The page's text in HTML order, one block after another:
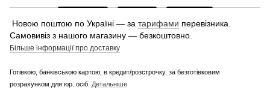
Новою поштою по Україні — за тарифами перевізника.
Самовивіз з нашого магазину — безкоштовно.
Більше інформації про доставку
Готівкою, банківською картою, в кредит/розстрочку, за безготівковим
розрахунком для юр. осіб. Детальніше